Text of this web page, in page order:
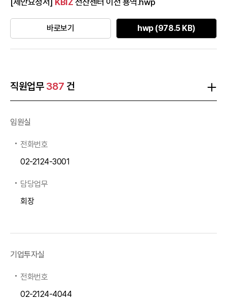
[제안요청서] KBIZ 전산센터 이전 용역.hwp
바로보기 hwp (978.5 KB)
직원업무 387 건
임원실
전화번호
02-2124-3001
담당업무
회장
기업투자실
전화번호
02-2124-4044